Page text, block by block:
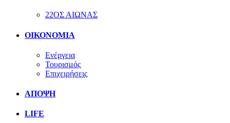
22ΟΣ ΑΙΩΝΑΣ
ΟΙΚΟΝΟΜΙΑ
Ενέργεια
Τουρισμός
Επιχειρήσεις
ΑΠΟΨΗ
LIFE